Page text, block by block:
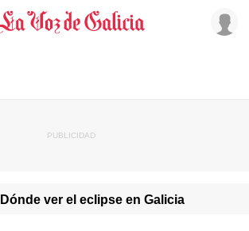
ver el eclipse en Galicia